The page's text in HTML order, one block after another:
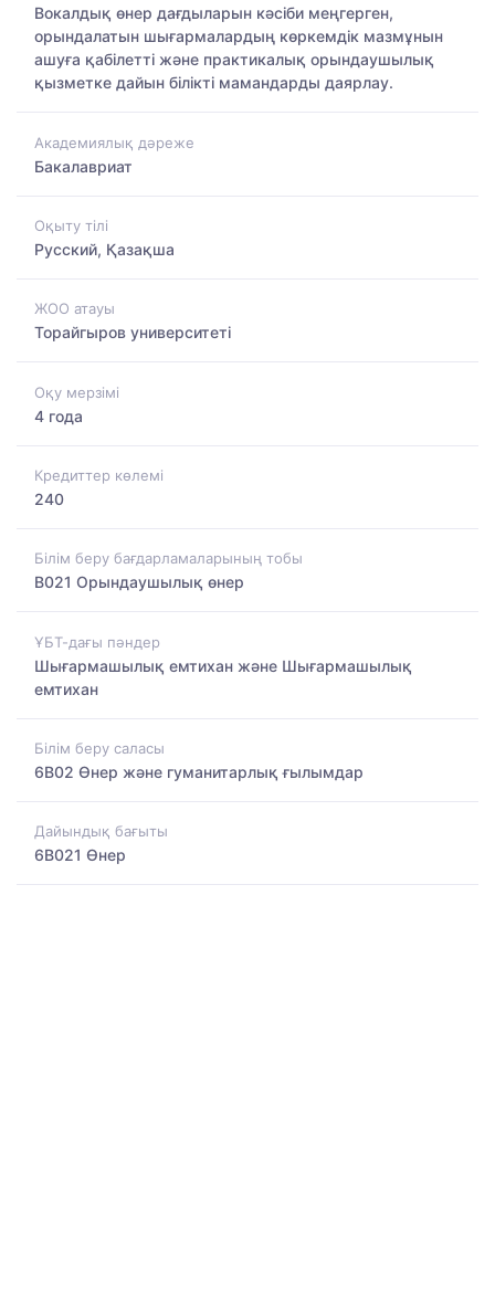
Вокалдық өнер дағдыларын кәсіби меңгерген,
орындалатын шығармалардың көркемдік мазмұнын
ашуға қабілетті және практикалық орындаушылық
қызметке дайын білікті мамандарды даярлау.
Академиялық дәреже
Бакалавриат
Оқыту тілі
Русский, Қазақша
ЖОО атауы
Торайгыров университеті
Оқу мерзімі
4 года
Кредиттер көлемі
240
Білім беру бағдарламаларының тобы
B021 Орындаушылық өнер
ҰБТ-дағы пәндер
Шығармашылық емтихан және Шығармашылық
емтихан
Білім беру саласы
6B02 Өнер және гуманитарлық ғылымдар
Дайындық бағыты
6B021 Өнер